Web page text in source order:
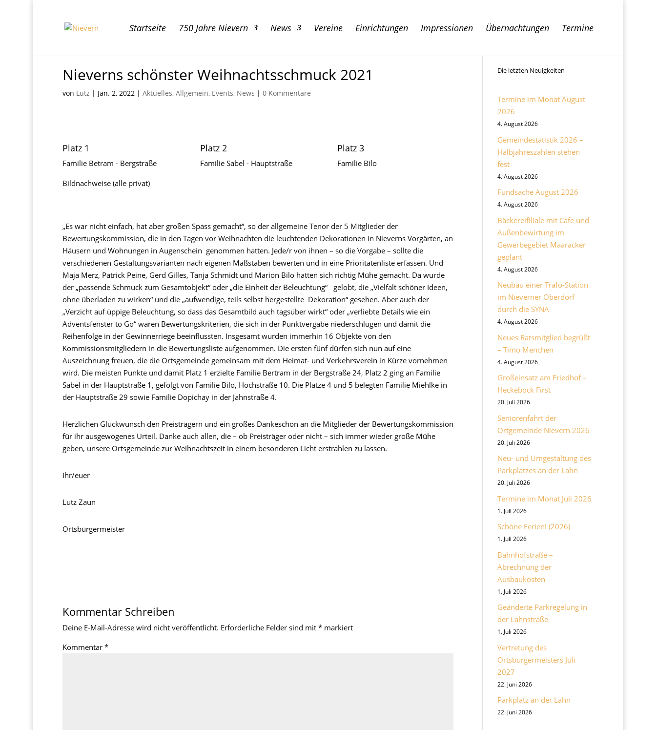
Startseite 750 Jahre Nievern News Vereine Einrichtungen Impressionen Übernachtungen Termine
Nieverns schönster Weihnachtsschmuck 2021
von Lutz | Jan. 2, 2022| Aktuelles, Allgemein, Events, News | 0 Kommentare
Platz 1
Familie Betram - Bergstraße
Platz 2
Familie Sabel - Hauptstraße
Platz 3
Familie Bilo
Bildnachweise (alle privat)
„Es war nicht einfach, hat aber großen Spass gemacht“, so der allgemeine Tenor der 5 Mitglieder der
Bewertungskommission, die in den Tagen vor Weihnachten die leuchtenden Dekorationen in Nieverns Vorgärten, an
Häusern und Wohnungen in Augenschein genommen hatten. Jede/r von ihnen – so die Vorgabe – sollte die
verschiedenen Gestaltungsvarianten nach eigenen Maßstäben bewerten und in eine Prioritätenliste erfassen. Und
Maja Merz, Patrick Peine, Gerd Gilles, Tanja Schmidt und Marion Bilo hatten sich richtig Mühe gemacht. Da wurde
der „passende Schmuck zum Gesamtobjekt“ oder „die Einheit der Beleuchtung“ gelobt, die „Vielfalt schöner Ideen,
ohne überladen zu wirken“ und die „aufwendige, teils selbst hergestellte Dekoration“ gesehen. Aber auch der
„Verzicht auf üppige Beleuchtung, so dass das Gesamtbild auch tagsüber wirkt“ oder „verliebte Details wie ein
Adventsfenster to Go“ waren Bewertungskriterien, die sich in der Punktvergabe niederschlugen und damit die
Reihenfolge in der Gewinnerriege beeinflussten. Insgesamt wurden immerhin 16 Objekte von den
Kommissionsmitgliedern in die Bewertungsliste aufgenommen. Die ersten fünf dürfen sich nun auf eine
Auszeichnung freuen, die die Ortsgemeinde gemeinsam mit dem Heimat- und Verkehrsverein in Kürze vornehmen
wird. Die meisten Punkte und damit Platz 1 erzielte Familie Bertram in der Bergstraße 24, Platz 2 ging an Familie
Sabel in der Hauptstraße 1, gefolgt von Familie Bilo, Hochstraße 10. Die Plätze 4 und 5 belegten Familie Miehlke in
der Hauptstraße 29 sowie Familie Dopichay in der Jahnstraße 4.
Herzlichen Glückwunsch den Preisträgern und ein großes Dankeschön an die Mitglieder der Bewertungskommission
für ihr ausgewogenes Urteil. Danke auch allen, die – ob Preisträger oder nicht – sich immer wieder große Mühe
geben, unsere Ortsgemeinde zur Weihnachtszeit in einem besonderen Licht erstrahlen zu lassen.
Ihr/euer
Lutz Zaun
Ortsbürgermeister
Kommentar Schreiben
Deine E-Mail-Adresse wird nicht veröffentlicht. Erforderliche Felder sind mit *markiert
Kommentar *
Die letzten Neuigkeiten
Termine im Monat August
2026
4. August 2026
Gemeindestatistik 2026 –
Halbjahreszahlen stehen
fest
4. August 2026
Fundsache August 2026
4. August 2026
Bäckereifiliale mit Cafe und
Außenbewirtung im
Gewerbegebiet Maaracker
geplant
4. August 2026
Neubau einer Trafo-Station
im Nieverner Oberdorf
durch die SYNA
4. August 2026
Neues Ratsmitglied begrüßt
– Timo Menchen
4. August 2026
Großeinsatz am Friedhof –
Heckebock First
20. Juli 2026
Seniorenfahrt der
Ortgemeinde Nievern 2026
20. Juli 2026
Neu- und Umgestaltung des
Parkplatzes an der Lahn
20. Juli 2026
Termine im Monat Juli 2026
1. Juli 2026
Schöne Ferien! (2026)
1. Juli 2026
Bahnhofstraße –
Abrechnung der
Ausbaukosten
1. Juli 2026
Geänderte Parkregelung in
der Lahnstraße
1. Juli 2026
Vertretung des
Ortsbürgermeisters Juli
2027
22. Juni 2026
Parkplatz an der Lahn
22. Juni 2026